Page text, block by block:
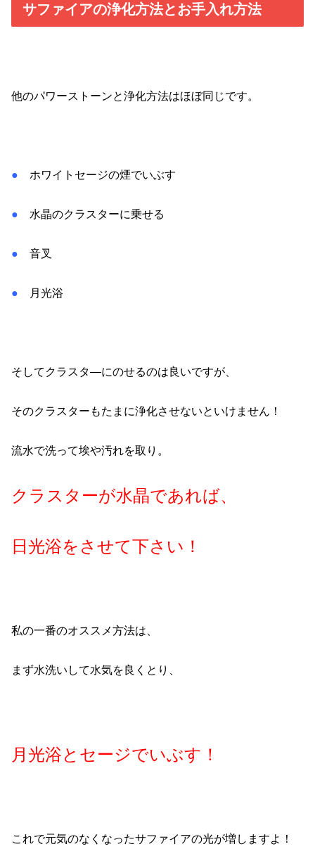
サファイアの浄化方法とお手入れ方法
他のパワーストーンと浄化方法はほぼ同じです。
● ホワイトセージの煙でいぶす
● 水晶のクラスターに乗せる
● 音叉
● 月光浴
そしてクラスタ―にのせるのは良いですが、
そのクラスターもたまに浄化させないといけません！
流水で洗って埃や汚れを取り。
クラスターが水晶であれば、
日光浴をさせて下さい！
私の一番のオススメ方法は、
まず水洗いして水気を良くとり、
月光浴とセージでいぶす！
これで元気のなくなったサファイアの光が増しますよ！